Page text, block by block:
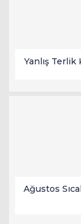
Yanlış Terlik
Ağustos